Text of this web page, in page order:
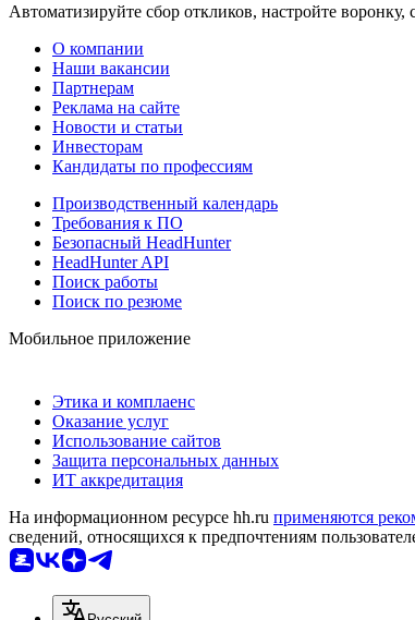
Автоматизируйте сбор откликов, настройте воронку,
О компании
Наши вакансии
Партнерам
Реклама на сайте
Новости и статьи
Инвесторам
Кандидаты по профессиям
Производственный календарь
Требования к ПО
Безопасный HeadHunter
HeadHunter API
Поиск работы
Поиск по резюме
Мобильное приложение
Этика и комплаенс
Оказание услуг
Использование сайтов
Защита персональных данных
ИТ аккредитация
На информационном ресурсе hh.ru применяются
сведений, относящихся к предпочтениям